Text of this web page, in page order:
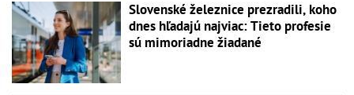
Slovenské železnice prezradili, koho
dnes hľadajú najviac: Tieto profesie
sú mimoriadne žiadané